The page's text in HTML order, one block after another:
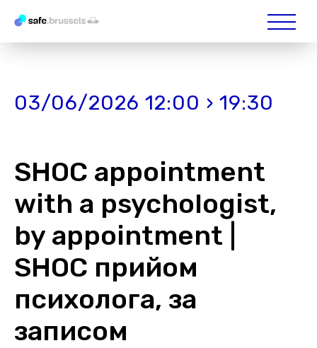
03/06/2026 12:00 › 19:30
SHOC appointment
with a psychologist,
by appointment |
SHOC прийом
психолога, за
записом